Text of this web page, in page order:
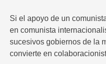
Si el apoyo de un
en comunista
sucesivos gobiernos de la
convierte en